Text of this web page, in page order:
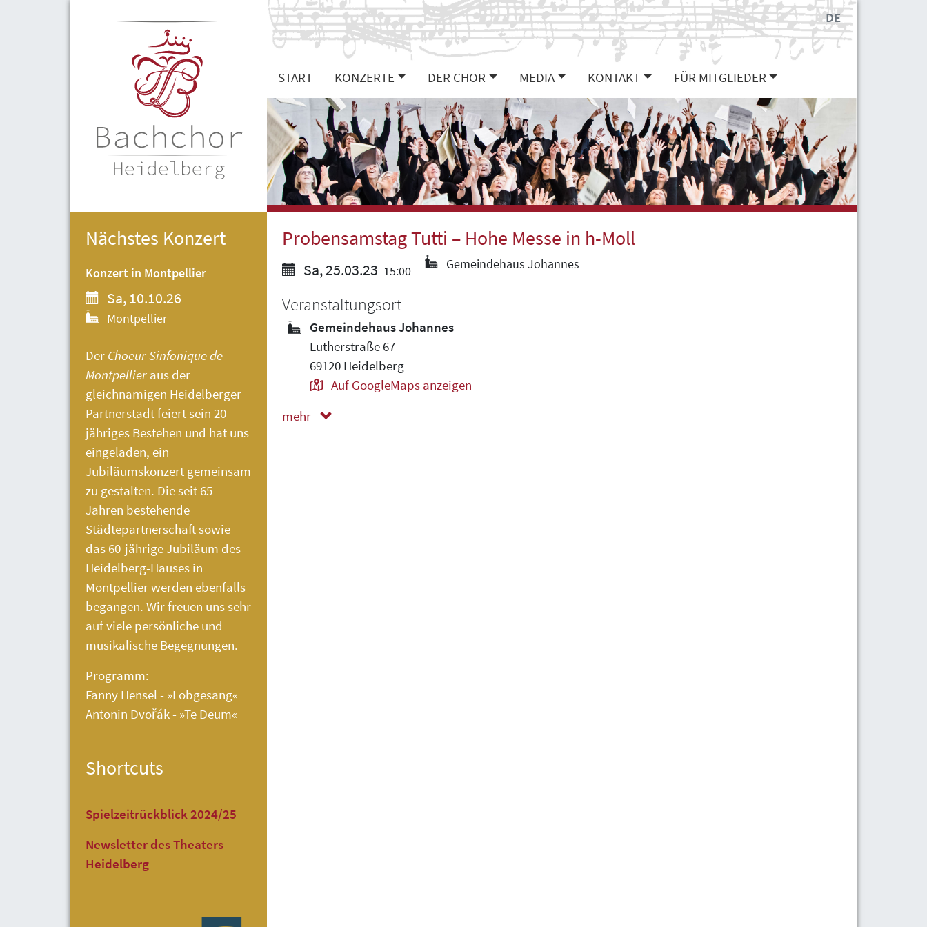
START KONZERTE DER CHOR MEDIA KONTAKT FÜR MITGLIEDER
DE
Probensamstag Tutti – Hohe Messe in h-Moll
Sa, 25.03.23 15:00 Gemeindehaus Johannes
Veranstaltungsort
Gemeindehaus Johannes
Lutherstraße 67
69120 Heidelberg
Auf GoogleMaps anzeigen
mehr
Nächstes Konzert
Konzert in Montpellier
Sa, 10.10.26
Montpellier
Der Choeur Sinfonique de
Montpellier aus der
gleichnamigen Heidelberger
Partnerstadt feiert sein 20-
jähriges Bestehen und hat uns
eingeladen, ein
Jubiläumskonzert gemeinsam
zu gestalten. Die seit 65
Jahren bestehende
Städtepartnerschaft sowie
das 60-jährige Jubiläum des
Heidelberg-Hauses in
Montpellier werden ebenfalls
begangen. Wir freuen uns sehr
auf viele persönliche und
musikalische Begegnungen.
Programm:
Fanny Hensel - »Lobgesang«
Antonin Dvořák - »Te Deum«
Shortcuts
Spielzeitrückblick 2024/25
Newsletter des Theaters
Heidelberg